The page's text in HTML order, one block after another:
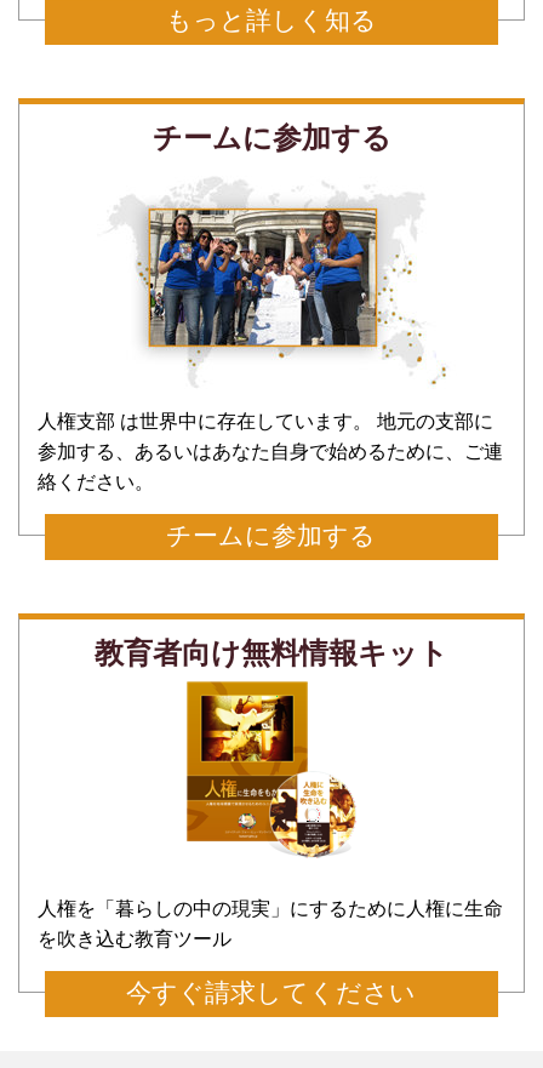
もっと詳しく知る
チームに参加する
人権支部 は世界中に存在しています。 地元の支部に
参加する、あるいはあなた自身で始めるために、ご連
絡ください。
チームに参加する
教育者向け無料情報キット
人権を「暮らしの中の現実」にするために人権に生命
を吹き込む教育ツール
今すぐ請求してください